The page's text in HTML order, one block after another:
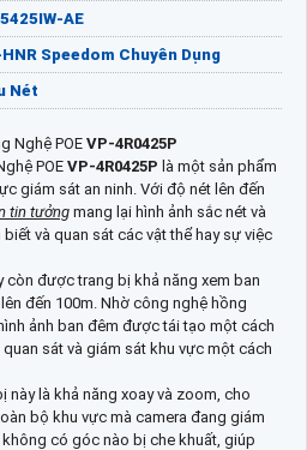
AE
Speedom Chuyên Dụng
Nét
Nghệ POE VP-4R0425P
POE VP-4R0425P là một sản phẩm
giám sát an ninh. Với độ nét lên đến
tin tưởng mang lại hình ảnh sắc nét và
và quan sát các vật thể hay sự việc
còn được trang bị khả năng xem ban
đến 100m. Nhờ công nghệ hồng
ảnh ban đêm được tái tạo một cách
sát và giám sát khu vực một cách
là khả năng xoay và zoom, cho
bộ khu vực mà camera đang giám
có góc nào bị che khuất, giúp